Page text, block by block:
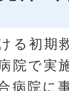
る初期
院で実
病院に